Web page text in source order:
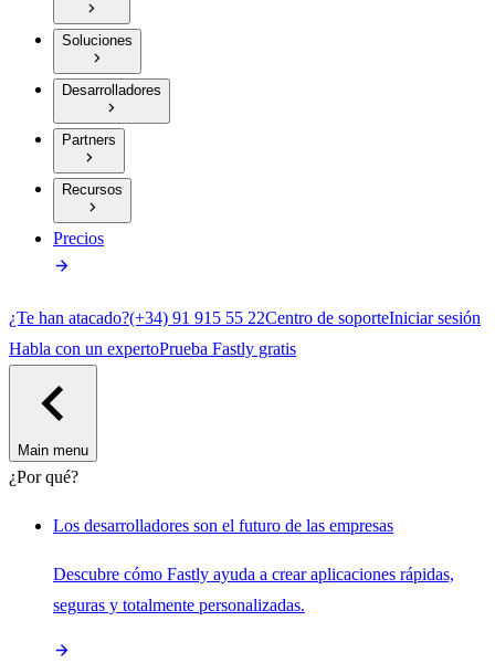
Soluciones
Desarrolladores
Partners
Recursos
Precios
¿Te han atacado?(+34) 91 915 55 22Centro de soporteIniciar sesión
Habla con un expertoPrueba Fastly gratis
Main menu
¿Por qué?
Los desarrolladores son el futuro de las empresas
Descubre cómo Fastly ayuda a crear aplicaciones rápidas,
seguras y totalmente personalizadas.